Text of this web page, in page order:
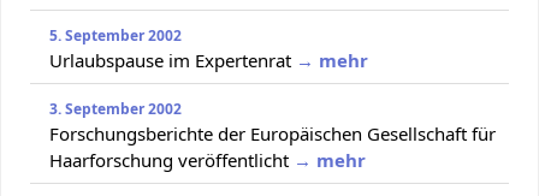
5. September 2002
Urlaubspause im Expertenrat → mehr
3. September 2002
Forschungsberichte der Europäischen Gesellschaft für
Haarforschung veröffentlicht → mehr